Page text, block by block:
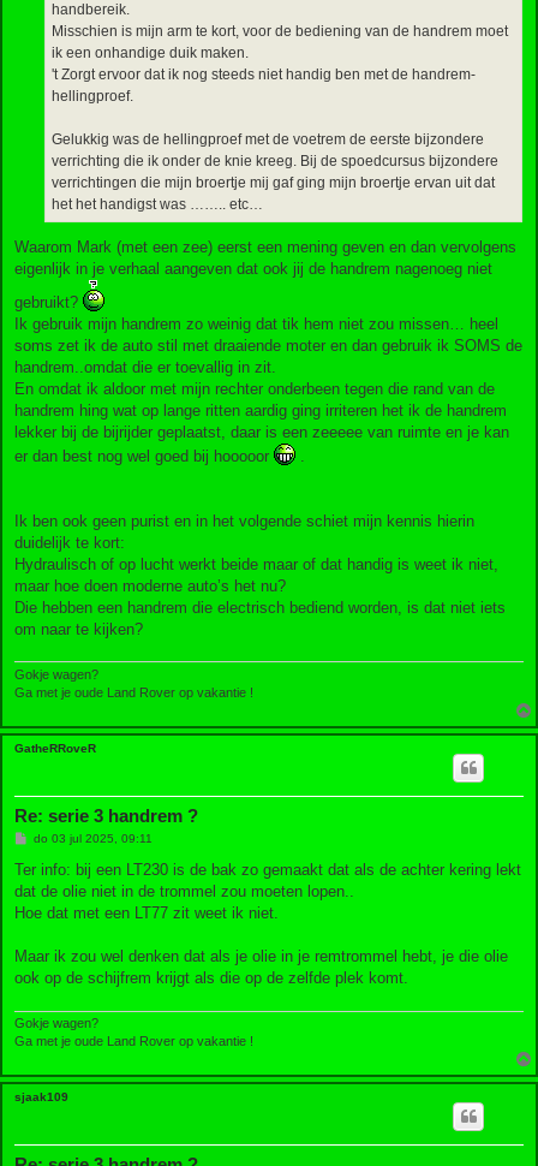
handbereik.
Misschien is mijn arm te kort, voor de bediening van de handrem moet
ik een onhandige duik maken.
't Zorgt ervoor dat ik nog steeds niet handig ben met de handrem-
hellingproef.
Gelukkig was de hellingproef met de voetrem de eerste bijzondere
verrichting die ik onder de knie kreeg. Bij de spoedcursus bijzondere
verrichtingen die mijn broertje mij gaf ging mijn broertje ervan uit dat
het het handigst was …….. etc…
Waarom Mark (met een zee) eerst een mening geven en dan vervolgens
eigenlijk in je verhaal aangeven dat ook jij de handrem nagenoeg niet
gebruikt?
Ik gebruik mijn handrem zo weinig dat tik hem niet zou missen… heel
soms zet ik de auto stil met draaiende moter en dan gebruik ik SOMS de
handrem..omdat die er toevallig in zit.
En omdat ik aldoor met mijn rechter onderbeen tegen die rand van de
handrem hing wat op lange ritten aardig ging irriteren het ik de handrem
lekker bij de bijrijder geplaatst, daar is een zeeeee van ruimte en je kan
er dan best nog wel goed bij hooooor
Ik ben ook geen purist en in het volgende schiet mijn kennis hierin
duidelijk te kort:
Hydraulisch of op lucht werkt beide maar of dat handig is weet ik niet,
maar hoe doen moderne auto’s het nu?
Die hebben een handrem die electrisch bediend worden, is dat niet iets
om naar te kijken?
Gokje wagen?
Ga met je oude Land Rover op vakantie !
GatheRRoveR
Re: serie 3 handrem ?
B
r
c
h
do 03 jul 2025, 09:11
Ter info: bij een LT230 is de bak zo gemaakt dat als de achter kering lekt
dat de olie niet in de trommel zou moeten lopen..
Hoe dat met een LT77 zit weet ik niet.
Maar ik zou wel denken dat als je olie in je remtrommel hebt, je die olie
ook op de schijfrem krijgt als die op de zelfde plek komt.
Gokje wagen?
Ga met je oude Land Rover op vakantie !
sjaak109